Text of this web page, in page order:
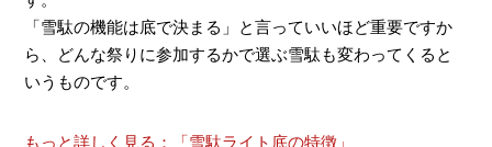
「雪駄の機能は底で決まる」と言っていいほど重要ですか
ら、どんな祭りに参加するかで選ぶ雪駄も変わってくると
いうものです。
もっと詳しく見る：「雪駄ライト底の特徴」